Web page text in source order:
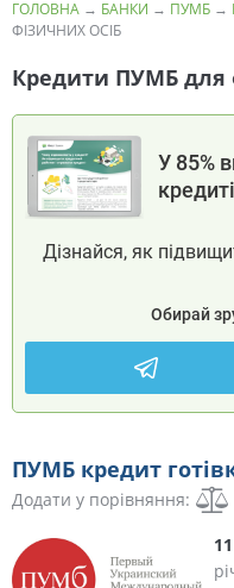
ГОЛОВНА → БАНКИ → ПУМБ →
ФІЗИЧНИХ ОСІБ
Кредити ПУМБ для
У 85%
Дізнайся, як
Обирай
ПУМБ кредит
Додати у порівняння: